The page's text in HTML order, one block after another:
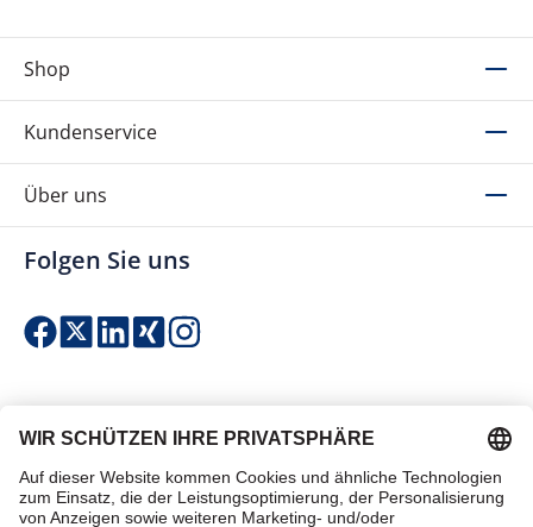
Shop
Kundenservice
Über uns
Folgen Sie uns
Einfach & sicher bezahlen